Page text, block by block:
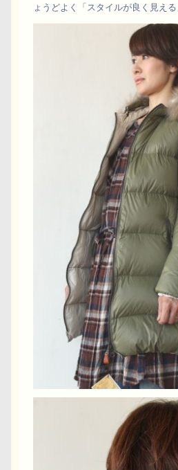
ょうどよく「スタイルが良く見え